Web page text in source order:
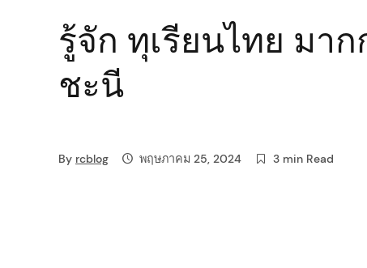
N
a
g
รู้จัก ทุเรียนไทย มา
ชะนี
By rcblog พฤษภาคม 25, 2024 3 min Read